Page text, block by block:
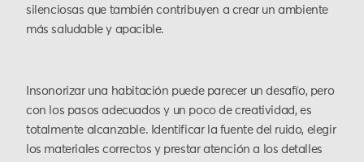
silenciosas que también contribuyen a crear un ambiente
más saludable y apacible.
Insonorizar una habitación puede parecer un desafío, pero
con los pasos adecuados y un poco de creatividad, es
totalmente alcanzable. Identificar la fuente del ruido, elegir
los materiales correctos y prestar atención a los detalles